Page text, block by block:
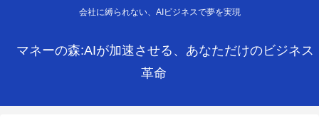
会社に縛られない、AIビジネスで夢を実現
マネーの森:AIが加速させる、あなただけのビジネス
革命